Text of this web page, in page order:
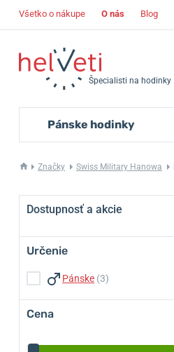
Všetko o nákupe O nás Blog
Špecialisti na hodinky
Pánske hodinky
Značky Swiss Military Hanowa
Dostupnosť a akcie
Určenie
Pánske (3)
Cena